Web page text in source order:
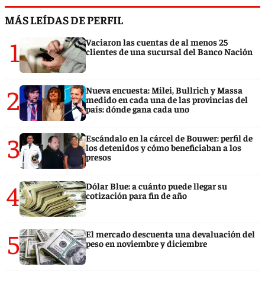
MÁS LEÍDAS DE PERFIL
1
Vaciaron las cuentas de al menos 25
clientes de una sucursal del Banco Nación
2
Nueva encuesta: Milei, Bullrich y Massa
medido en cada una de las provincias del
país: dónde gana cada uno
3
Escándalo en la cárcel de Bouwer: perfil de
los detenidos y cómo beneficiaban a los
presos
4
Dólar Blue: a cuánto puede llegar su
cotización para fin de año
5
El mercado descuenta una devaluación del
peso en noviembre y diciembre